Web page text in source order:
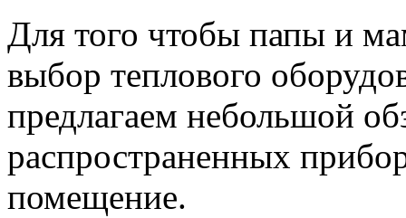
Для того чтобы папы и
выбор теплового
предлагаем небольшой
распространенных
помещение.